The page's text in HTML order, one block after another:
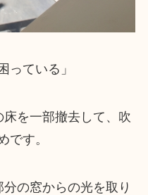
っている」
を一部撤去して、吹
です。
の窓からの光を取り